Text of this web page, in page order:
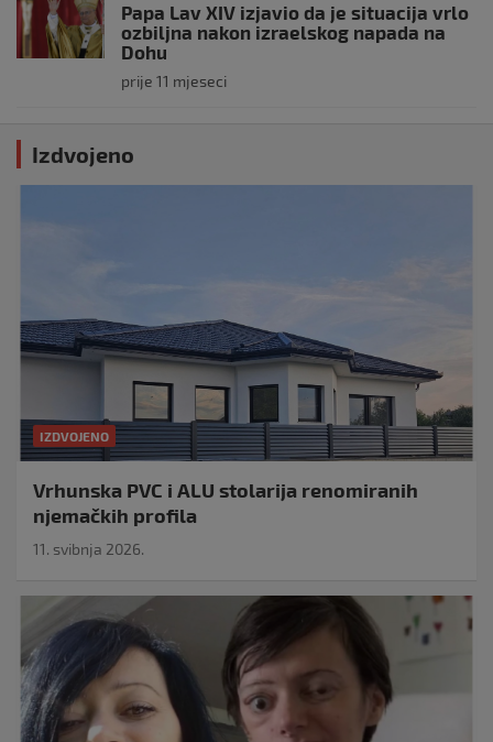
Papa Lav XIV izjavio da je situacija vrlo
ozbiljna nakon izraelskog napada na
Dohu
prije 11 mjeseci
Izdvojeno
IZDVOJENO
Vrhunska PVC i ALU stolarija renomiranih
njemačkih profila
11. svibnja 2026.